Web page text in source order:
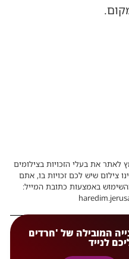
לאתר את בעלי הזכויות בצילומים
צילום שיש לכם זכויות בו, אתם
באמצעות כתובת המייל:
המובילה של 'חרדים
לנייד